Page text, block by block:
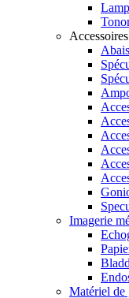
Imagerie
Matériel de